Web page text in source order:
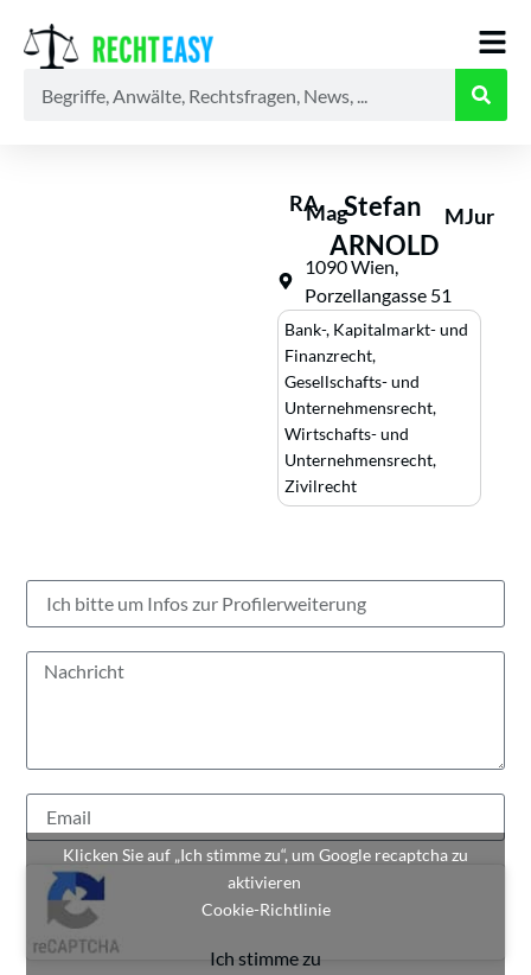
RAMagStefan
ARNOLD
MJur
1090 Wien,
Porzellangasse 51
Bank-, Kapitalmarkt- und
Finanzrecht,
Gesellschafts- und
Unternehmensrecht,
Wirtschafts- und
Unternehmensrecht,
Zivilrecht
Klicken Sie auf „Ich stimme zu“, um Google recaptcha zu
aktivieren
Cookie-Richtlinie
Ich stimme zu